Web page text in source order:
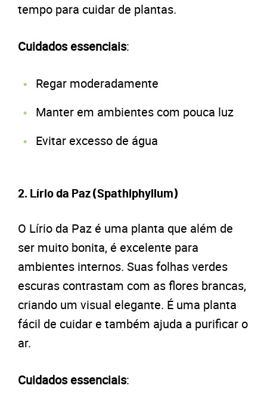
tempo para cuidar de plantas.
Cuidados essenciais:
Regar moderadamente
Manter em ambientes com pouca luz
Evitar excesso de água
2. Lírio da Paz (Spathiphyllum)
O Lírio da Paz é uma planta que além de
ser muito bonita, é excelente para
ambientes internos. Suas folhas verdes
escuras contrastam com as flores brancas,
criando um visual elegante. É uma planta
fácil de cuidar e também ajuda a purificar o
ar.
Cuidados essenciais: